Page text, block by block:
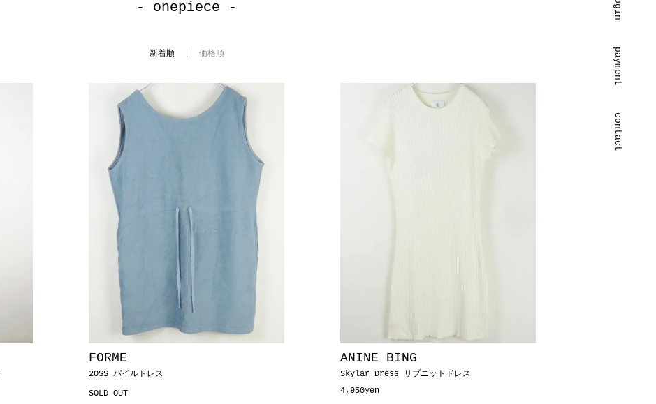
- onepiece -
新着順 | 価格順
FORME
20SS パイルドレス
SOLD OUT
ANINE BING
Skylar Dress リブニットドレス
4,950yen
login
payment
contact